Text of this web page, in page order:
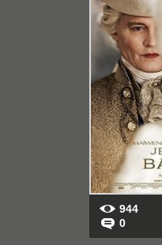
944
0